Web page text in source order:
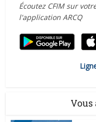
Écoutez CFIM sur
l'application ARCQ